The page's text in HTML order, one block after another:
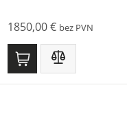
1850,00€ bez PVN